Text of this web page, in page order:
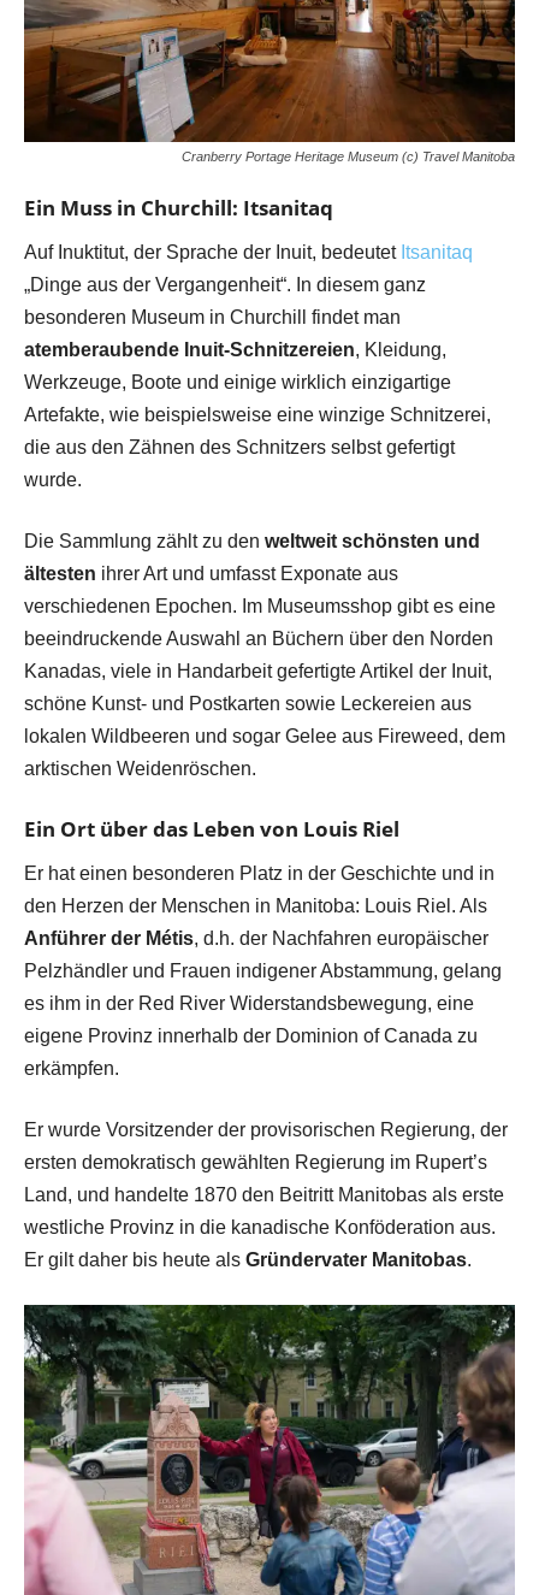
Cranberry Portage Heritage Museum (c) Travel Manitoba
Ein Muss in Churchill: Itsanitaq
Auf Inuktitut, der Sprache der Inuit, bedeutet Itsanitaq
„Dinge aus der Vergangenheit“. In diesem ganz
besonderen Museum in Churchill findet man
atemberaubende Inuit-Schnitzereien, Kleidung,
Werkzeuge, Boote und einige wirklich einzigartige
Artefakte, wie beispielsweise eine winzige Schnitzerei,
die aus den Zähnen des Schnitzers selbst gefertigt
wurde.
Die Sammlung zählt zu den weltweit schönsten und
ältesten ihrer Art und umfasst Exponate aus
verschiedenen Epochen. Im Museumsshop gibt es eine
beeindruckende Auswahl an Büchern über den Norden
Kanadas, viele in Handarbeit gefertigte Artikel der Inuit,
schöne Kunst- und Postkarten sowie Leckereien aus
lokalen Wildbeeren und sogar Gelee aus Fireweed, dem
arktischen Weidenröschen.
Ein Ort über das Leben von Louis Riel
Er hat einen besonderen Platz in der Geschichte und in
den Herzen der Menschen in Manitoba: Louis Riel. Als
Anführer der Métis, d.h. der Nachfahren europäischer
Pelzhändler und Frauen indigener Abstammung, gelang
es ihm in der Red River Widerstandsbewegung, eine
eigene Provinz innerhalb der Dominion of Canada zu
erkämpfen.
Er wurde Vorsitzender der provisorischen Regierung, der
ersten demokratisch gewählten Regierung im Rupert’s
Land, und handelte 1870 den Beitritt Manitobas als erste
westliche Provinz in die kanadische Konföderation aus.
Er gilt daher bis heute als Gründervater Manitobas.